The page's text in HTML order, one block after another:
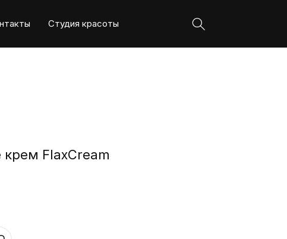
Студия красоты
FlaxCream